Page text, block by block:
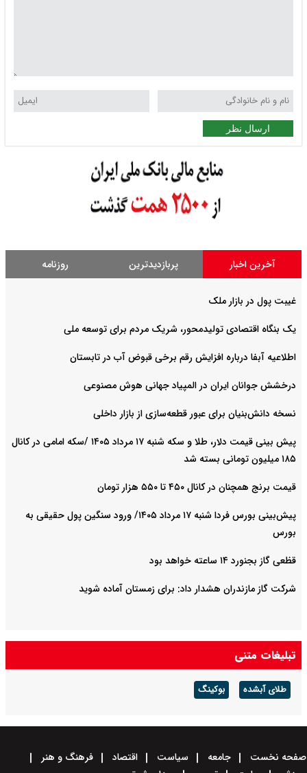
ارسال نظر
آخرین اخبار پربازدیدترین روزنامه
غیبت پول در بازار ملک
یک بنگاه اقتصادی تولیدمحور، شریک مردم برای توسعه ملی
اطلاعیه آبفا درباره افزایش رقم برخی قبوض آب در تابستان
درخشش جوانان ایران در المپیاد جهانی هوش مصنوعی
نسخه دانش‌بنیان برای عبور قطعه‌سازی از بازار داخلی
پیش ‌بینی قیمت دلار، طلا و سکه شنبه ۱۷ مرداد ۱۴۰۵ /سکه امامی در کانال
۱۸۵ میلیون تومانی بسته شد
قیمت برنج همچنان در کانال ۴۵۰ تا ۵۵۰ هزار تومان
پیش‌بینی بورس فردا شنبه ۱۷ مرداد ۱۴۰۵/ ورود سنگین پول حقیقی به
بورس
قظعی گاز بجنورد ۱۴ ساعته خواهد بود
شرکت گاز مازندران هشدار داد: برای زمستان آماده شوید
تبلیغات متنی
طلای آبشده بوکینگ
صفحه نخست جامعه سیاست اقتصاد
فرهنگ و هنر